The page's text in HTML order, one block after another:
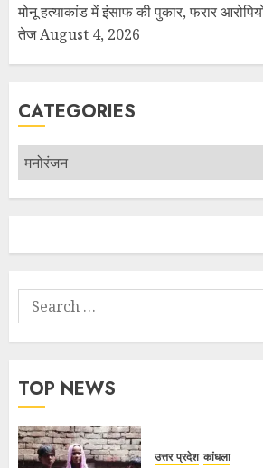
मोनू हत्याकांड में इंसाफ की पुकार, फरार
तेजAugust 4, 2026
CATEGORIES
TOP NEWS
उत्तर प्रदेश कांधला